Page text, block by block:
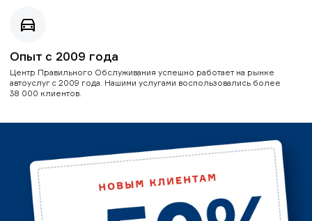
Опыт с 2009 года
Центр Правильного Обслуживания успешно работает на рынке
автоуслуг с 2009 года. Нашими услугами воспользовались более
38 000 клиентов.